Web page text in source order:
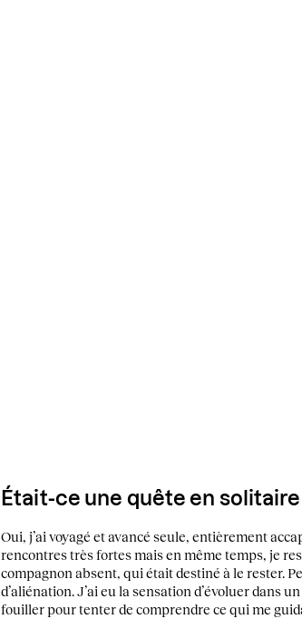
Était-ce une quête en solitaire
Oui, j’ai voyagé et avancé seule, entièrement
rencontres très fortes mais en même temps, je
compagnon absent, qui était destiné à le rester.
d’aliénation. J’ai eu la sensation d’évoluer dans
fouiller pour tenter de comprendre ce qui me